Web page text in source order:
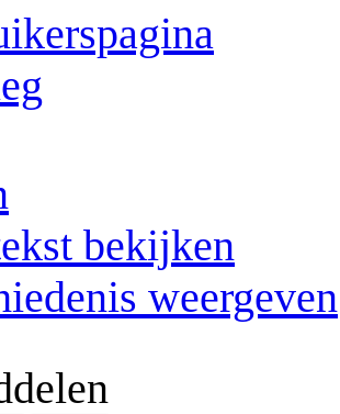
bekijken
weergeven